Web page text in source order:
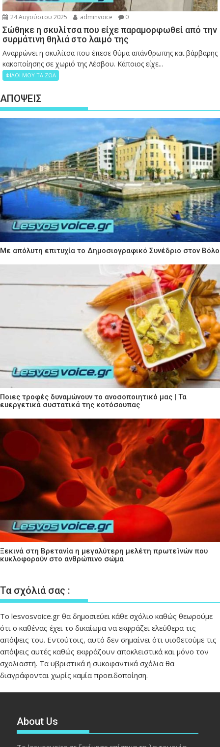
24 Αυγούστου 2025 adminvoice 0
Σώθηκε η σκυλίτσα που είχε παραμορφωθεί από την
συρμάτινη θηλιά στο λαιμό της
Αναρρώνει η σκυλίτσα που έπεσε θύμα απάνθρωπης και βάρβαρης
κακοποίησης σε χωριό της Λέσβου. Κάποιος είχε...
ΦΙΛΟΙ ΜΟΥ ΤΑ ΖΩΑ
ΑΠΟΨΕΙΣ
Με απόλυτη επιτυχία το Δημοσιογραφικό Συνέδριο στον Βόλο
Ποιες τροφές δυναμώνουν το ανοσοποιητικό μας | Τα
ευεργετικά συστατικά της κοτόσουπας
Ξεκινά στη Βρετανία η μεγαλύτερη μελέτη πρωτεϊνών που
κυκλοφορούν στο ανθρώπινο σώμα
Τα σχόλιά σας :
Το lesvosvoice.gr θα δημοσιεύει κάθε σχόλιο καθώς θεωρούμε
ότι ο καθένας έχει το δικαίωμα να εκφράζει ελεύθερα τις
απόψεις του. Εντούτοις, αυτό δεν σημαίνει ότι υιοθετούμε τις
απόψεις αυτές καθώς εκφράζουν αποκλειστικά και μόνο τον
σχολιαστή. Τα υβριστικά ή συκοφαντικά σχόλια θα
διαγράφονται χωρίς καμία προειδοποίηση.
About Us